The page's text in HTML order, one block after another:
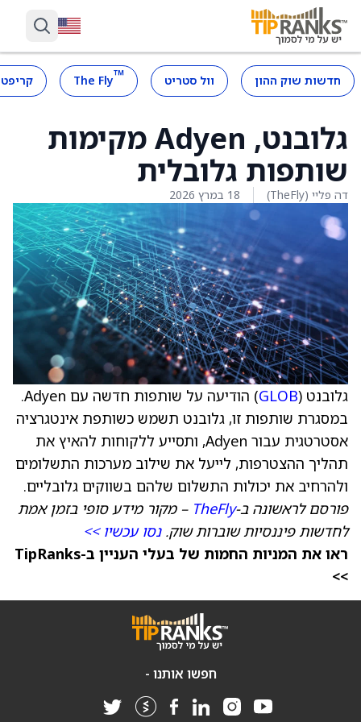
חדשות שוק ההון וול סטריט ™
The Fly
גלובנט, Adyen מקימות
שותפות גלובלית
דה פליי (TheFly) 18 במרץ 2026
גלובנט (GLOB
) הודיעה על שותפות חדשה עם Adyen.
במסגרת שותפות זו, גלובנט תשמש כשותפת אינטגרציה
אסטרטגית עבור Adyen, ותסייע ללקוחות להאיץ את
תהליך ההצטרפות, לייעל את שילוב מערכות התשלומים
ולהרחיב את יכולות התשלום שלהם בשווקים גלובליים.
פורסם לראשונה ב-TheFly – מקור מידע סופי בזמן אמת
לחדשות פיננסיות שוברות שוק.נסו עכשיו >>
ראו את המניות החמות של בעלי העניין ב-TipRanks
>>
חפשו אותנו -